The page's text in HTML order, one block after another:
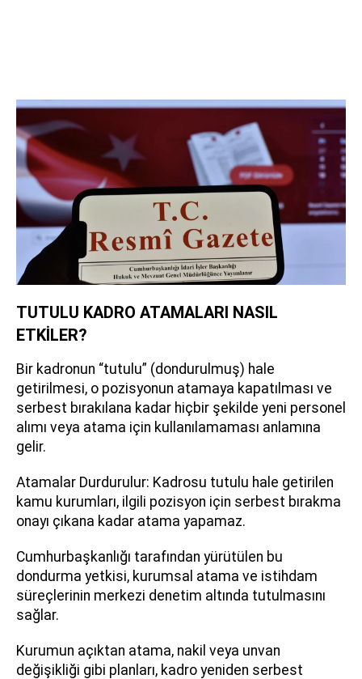
TUTULU KADRO ATAMALARI NASIL
ETKİLER?
Bir kadronun “tutulu” (dondurulmuş) hale
getirilmesi, o pozisyonun atamaya kapatılması ve
serbest bırakılana kadar hiçbir şekilde yeni personel
alımı veya atama için kullanılamaması anlamına
gelir.
Atamalar Durdurulur: Kadrosu tutulu hale getirilen
kamu kurumları, ilgili pozisyon için serbest bırakma
onayı çıkana kadar atama yapamaz.
Cumhurbaşkanlığı tarafından yürütülen bu
dondurma yetkisi, kurumsal atama ve istihdam
süreçlerinin merkezi denetim altında tutulmasını
sağlar.
Kurumun açıktan atama, nakil veya unvan
değişikliği gibi planları, kadro yeniden serbest